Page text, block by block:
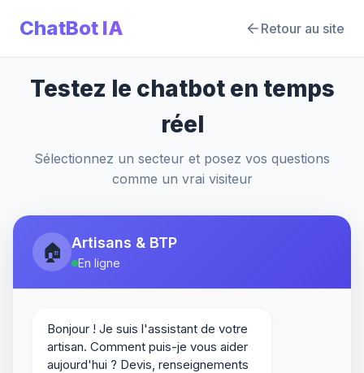
ChatBot IA Retour au site
Testez le chatbot en temps
réel
Sélectionnez un secteur et posez vos questions
comme un vrai visiteur
🏠 Artisans & BTP
En ligne
Bonjour ! Je suis l'assistant de votre
artisan. Comment puis-je vous aider
aujourd'hui ? Devis, renseignements